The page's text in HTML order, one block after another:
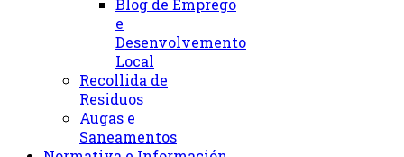
Blog de Emprego
e
Desenvolvemento
Local
Recollida de
Residuos
Augas e
Saneamentos